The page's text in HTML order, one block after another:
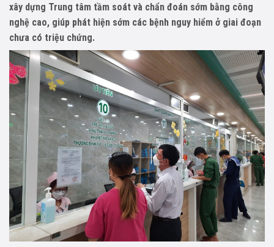
xây dựng Trung tâm tầm soát và chẩn đoán sớm bằng công
nghệ cao, giúp phát hiện sớm các bệnh nguy hiểm ở giai đoạn
chưa có triệu chứng.